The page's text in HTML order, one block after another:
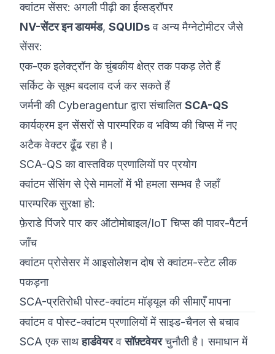
क्वांटम सेंसर: अगली पीढ़ी का ईव्सड्रॉपर
NV-सेंटर इन डायमंड, SQUIDsव अन्य मैग्नेटोमीटर जैसे
सेंसर:
एक-एक इलेक्ट्रॉन के चुंबकीय क्षेत्र तक पकड़ लेते हैं
सर्किट के सूक्ष्म बदलाव दर्ज कर सकते हैं
जर्मनी की Cyberagenturद्वारा संचालितSCA-QS
कार्यक्रम इन सेंसरों से पारम्परिक व भविष्य की चिप्स में नए
अटैक वेक्टर ढूँढ रहा है।
SCA-QS का वास्तविक प्रणालियों पर प्रयोग
क्वांटम सेंसिंग से ऐसे मामलों में भी हमला सम्भव है जहाँ
पारम्परिक सुरक्षा हो:
फ़ेराडे पिंजरे पार कर ऑटोमोबाइल/IoT चिप्स की पावर-पैटर्न
जाँच
क्वांटम प्रोसेसर में आइसोलेशन दोष से क्वांटम-स्टेट लीक
पकड़ना
SCA-प्रतिरोधी पोस्ट-क्वांटम मॉड्यूल की सीमाएँ मापना
क्वांटम व पोस्ट-क्वांटम प्रणालियों में साइड-चैनल से बचाव
SCA एक साथहार्डवेयरवसॉफ़्टवेयरचुनौती है। समाधान में